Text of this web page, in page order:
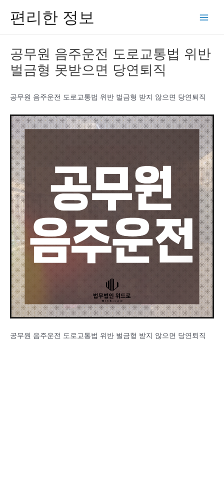
편리한 정보
공무원 음주운전 도로교통법 위반
벌금형 못받으면 당연퇴직
공무원 음주운전 도로교통법 위반 벌금형 받지 않으면 당연퇴직
공무원 음주운전 도로교통법 위반 벌금형 받지 않으면 당연퇴직